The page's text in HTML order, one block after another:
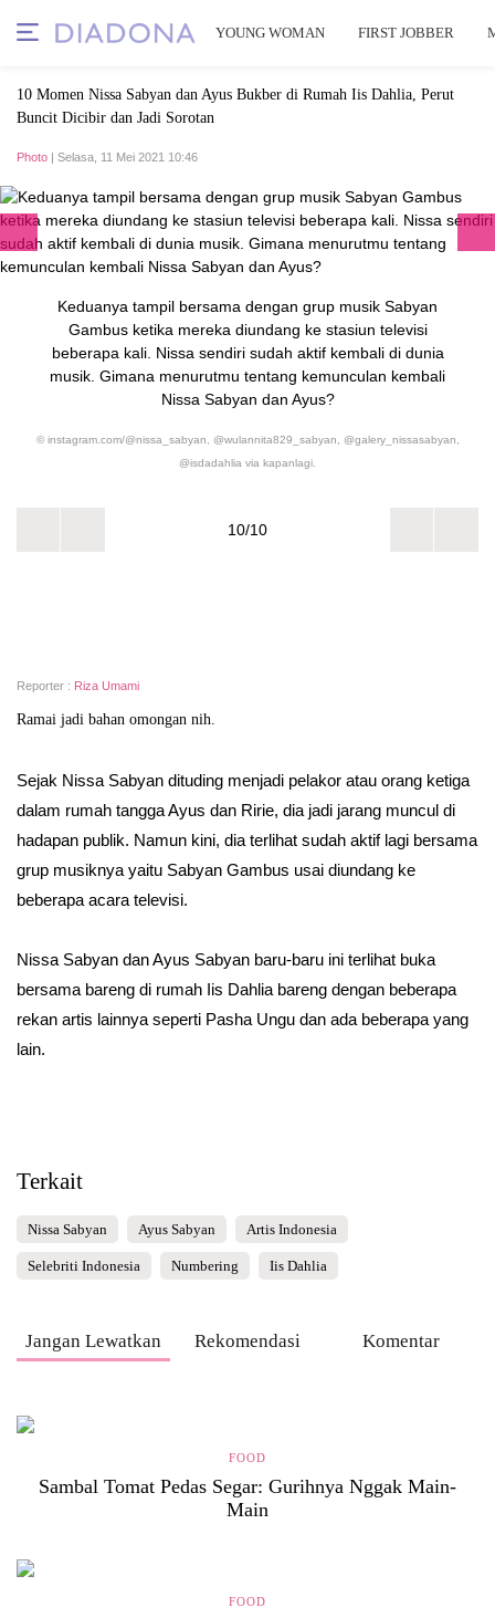
YOUNG WOMAN FIRST JOBBER
10 Momen Nissa Sabyan dan Ayus Bukber di Rumah Iis Dahlia, Perut
Buncit Dicibir dan Jadi Sorotan
Photo | Selasa, 11 Mei 2021 10:46
Keduanya tampil bersama dengan grup musik Sabyan
Gambus ketika mereka diundang ke stasiun televisi
beberapa kali. Nissa sendiri sudah aktif kembali di dunia
musik. Gimana menurutmu tentang kemunculan kembali
Nissa Sabyan dan Ayus?
© instagram.com/@nissa_sabyan, @wulannita829_sabyan, @galery_nissasabyan,
@isdadahlia via kapanlagi.
10/10
Reporter : Riza Umami
Ramai jadi bahan omongan nih.
Sejak Nissa Sabyan dituding menjadi pelakor atau orang ketiga
dalam rumah tangga Ayus dan Ririe, dia jadi jarang muncul di
hadapan publik. Namun kini, dia terlihat sudah aktif lagi bersama
grup musiknya yaitu Sabyan Gambus usai diundang ke
beberapa acara televisi.
Nissa Sabyan dan Ayus Sabyan baru-baru ini terlihat buka
bersama bareng di rumah Iis Dahlia bareng dengan beberapa
rekan artis lainnya seperti Pasha Ungu dan ada beberapa yang
lain.
Terkait
Nissa Sabyan Ayus Sabyan Artis Indonesia
Selebriti Indonesia Numbering Iis Dahlia
Jangan Lewatkan Rekomendasi Komentar
FOOD
Sambal Tomat Pedas Segar: Gurihnya Nggak Main-
Main
FOOD